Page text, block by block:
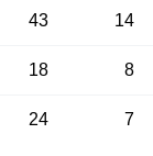
43 14
18 8
24 7